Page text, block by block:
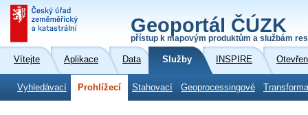
Geoportál ČÚZK
přístup k mapovým produktům a službám
Vítejte Aplikace Data Služby INSPIRE
Vyhledávací Prohlížecí Stahovací Geoprocessingové